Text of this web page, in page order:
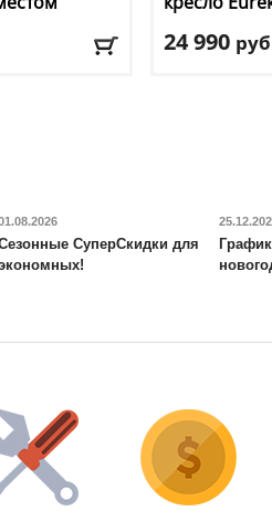
24 990
СуперСкидки для